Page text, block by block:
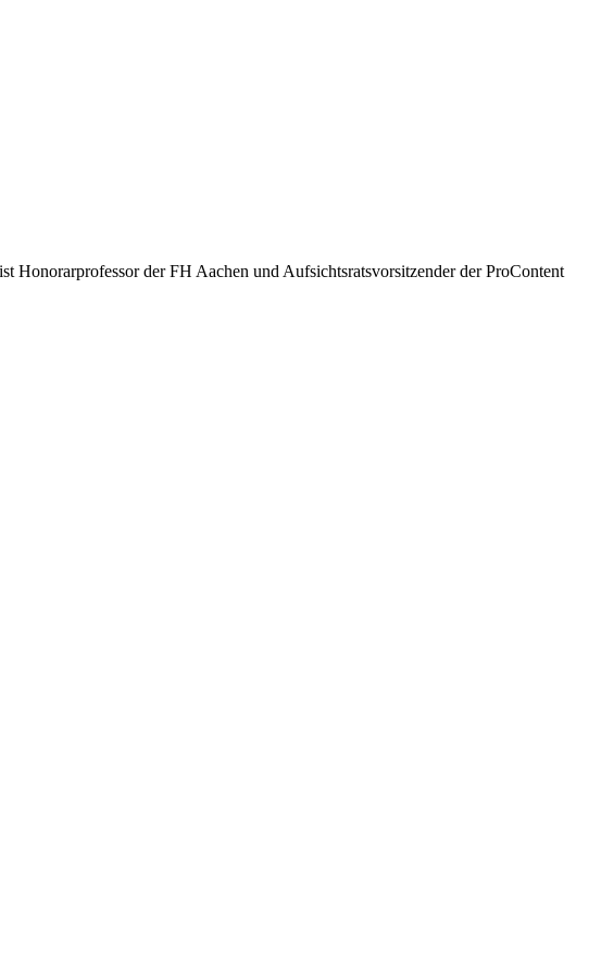
Honorarprofessor der FH Aachen und Aufsichtsratsvorsitzender der ProContent